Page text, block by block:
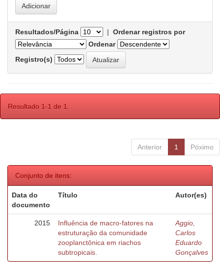
Resultados/Página | Ordenar registros por
Ordenar
Registro(s)
Resultado 1-1 de 1.
Anterior 1 Póximo
Conjunto de itens:
Data do
documento
Título Autor(es)
2015
Influência de macro-fatores na
estruturação da comunidade
zooplanctônica em riachos
subtropicais.
Aggio,
Carlos
Eduardo
Gonçalves